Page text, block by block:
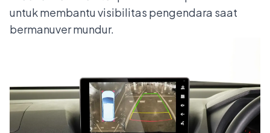
untuk membantu visibilitas pengendara saat
bermanuver mundur.